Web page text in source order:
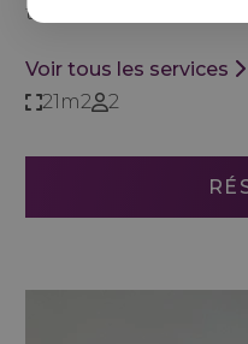
terminer la journée
Voir tous les services
21m2
2